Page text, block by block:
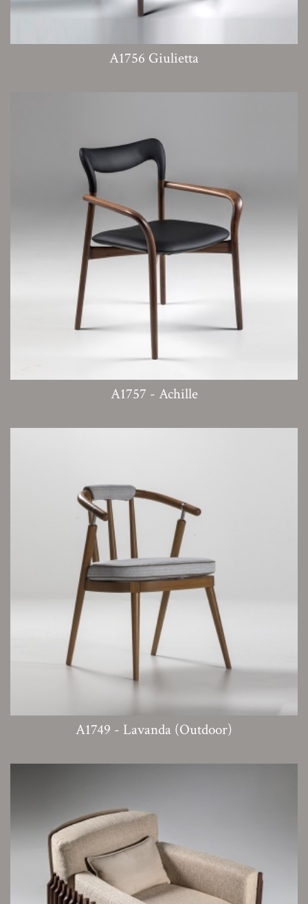
A1756 Giulietta
A1757 - Achille
A1749 - Lavanda (Outdoor)